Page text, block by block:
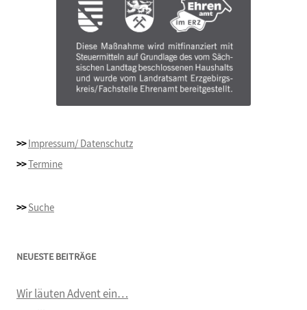
>> Impressum/ Datenschutz
>>Termine
>> Suche
NEUESTE BEITRÄGE
Wir läuten Advent ein…